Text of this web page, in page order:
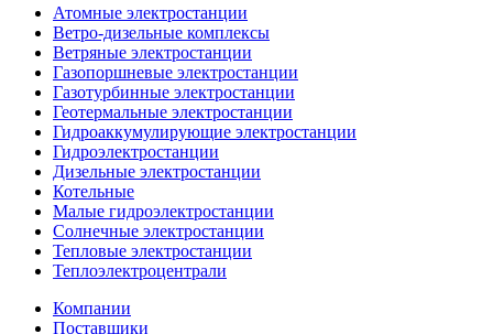
Атомные электростанции
Ветро-дизельные комплексы
Ветряные электростанции
Газопоршневые электростанции
Газотурбинные электростанции
Геотермальные электростанции
Гидроаккумулирующие электростанции
Гидроэлектростанции
Дизельные электростанции
Котельные
Малые гидроэлектростанции
Солнечные электростанции
Тепловые электростанции
Теплоэлектроцентрали
Компании
Поставщики